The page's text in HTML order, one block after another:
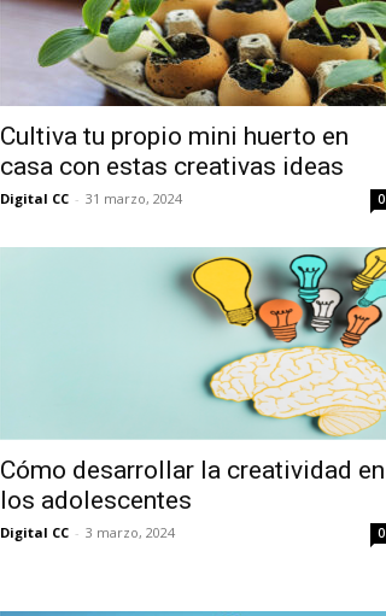
Cultiva tu propio mini huerto en
casa con estas creativas ideas
Digital CC - 31 marzo, 2024 0
Cómo desarrollar la creatividad en
los adolescentes
Digital CC - 3 marzo, 2024 0